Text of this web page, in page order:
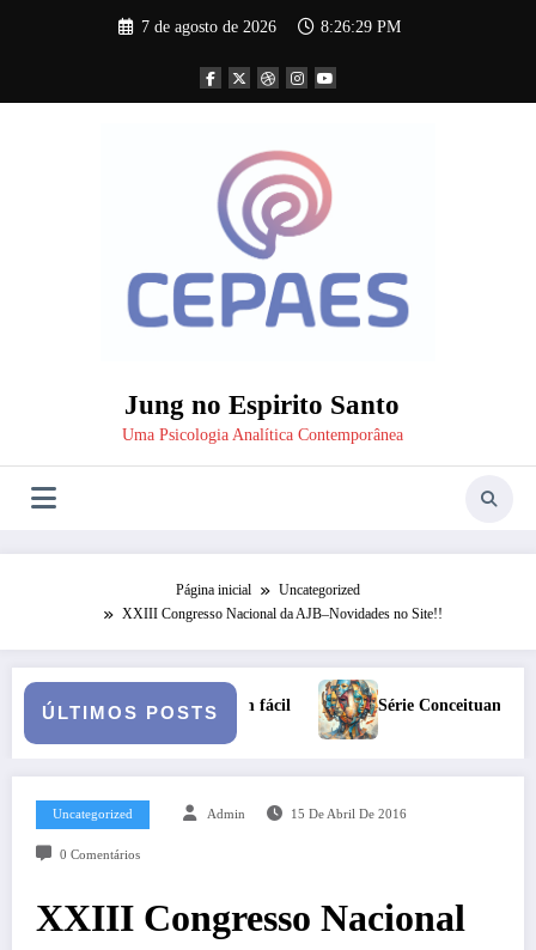
7 de agosto de 2026 8:26:30 PM
Jung no Espirito Santo
Uma Psicologia Analítica Contemporânea
Página inicial
Uncategorized
XXIII Congresso Nacional da AJB–Novidades no Site!!
ÚLTIMOS POSTS
fácil Série Conceituando: A Persona
Uncategorized Admin 15 De Abril De 2016
0 Comentários
XXIII Congresso Nacional